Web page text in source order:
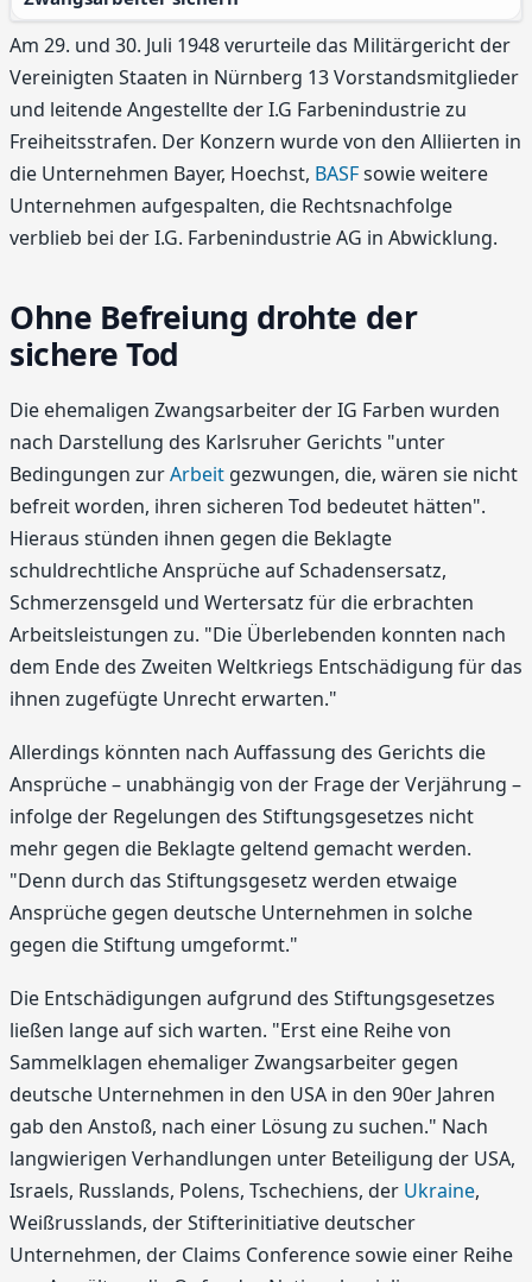
Am 29. und 30. Juli 1948 verurteile das Militärgericht der
Vereinigten Staaten in Nürnberg 13 Vorstandsmitglieder
und leitende Angestellte der I.G Farbenindustrie zu
Freiheitsstrafen. Der Konzern wurde von den Alliierten in
die Unternehmen Bayer, Hoechst, BASFsowie weitere
Unternehmen aufgespalten, die Rechtsnachfolge
verblieb bei der I.G. Farbenindustrie AG in Abwicklung.
Ohne Befreiung drohte der
sichere Tod
Die ehemaligen Zwangsarbeiter der IG Farben wurden
nach Darstellung des Karlsruher Gerichts "unter
Bedingungen zurArbeit gezwungen, die, wären sie nicht
befreit worden, ihren sicheren Tod bedeutet hätten".
Hieraus stünden ihnen gegen die Beklagte
schuldrechtliche Ansprüche auf Schadensersatz,
Schmerzensgeld und Wertersatz für die erbrachten
Arbeitsleistungen zu. "Die Überlebenden konnten nach
dem Ende des Zweiten Weltkriegs Entschädigung für das
ihnen zugefügte Unrecht erwarten."
Allerdings könnten nach Auffassung des Gerichts die
Ansprüche – unabhängig von der Frage der Verjährung –
infolge der Regelungen des Stiftungsgesetzes nicht
mehr gegen die Beklagte geltend gemacht werden.
"Denn durch das Stiftungsgesetz werden etwaige
Ansprüche gegen deutsche Unternehmen in solche
gegen die Stiftung umgeformt."
Die Entschädigungen aufgrund des Stiftungsgesetzes
ließen lange auf sich warten. "Erst eine Reihe von
Sammelklagen ehemaliger Zwangsarbeiter gegen
deutsche Unternehmen in den USA in den 90er Jahren
gab den Anstoß, nach einer Lösung zu suchen." Nach
langwierigen Verhandlungen unter Beteiligung der USA,
Israels, Russlands, Polens, Tschechiens, der Ukraine,
Weißrusslands, der Stifterinitiative deutscher
Unternehmen, der Claims Conference sowie einer Reihe